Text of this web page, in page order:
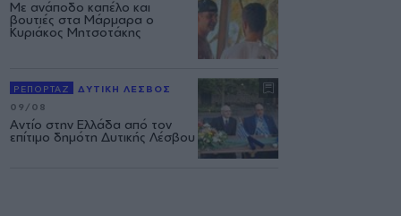
Με ανάποδο καπέλο και
βουτιές στα Μάρμαρα ο
Κυριάκος Μητσοτάκης
ΡΕΠΟΡΤΑΖ
ΔΥΤΙΚΗ ΛΕΣΒΟΣ
09/08
Αντίο στην Ελλάδα από τον
επίτιμο δημότη Δυτικής Λέσβου